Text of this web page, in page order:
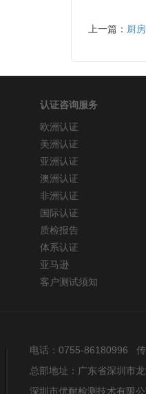
上一篇： 厨
认证咨询服务
欧洲认证
美洲认证
亚洲认证
澳洲认证
非洲认证
国际认证
质检报告
体系认证
亚马逊
客户测试须知
电话：0755-86180996
总部地址：广东省深圳市
深圳市优耐检测技术有限